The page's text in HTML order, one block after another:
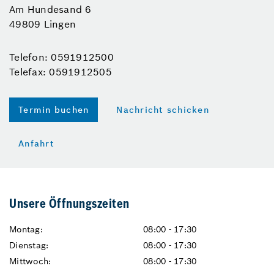
Am Hundesand 6
49809 Lingen
Telefon: 0591912500
Telefax: 0591912505
Termin buchen Nachricht schicken
Anfahrt
Unsere Öffnungszeiten
Montag:
08:00 - 17:30
Dienstag:
08:00 - 17:30
Mittwoch:
08:00 - 17:30